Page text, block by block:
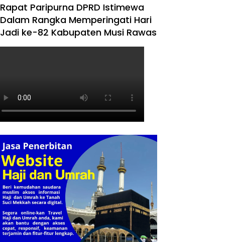
Rapat Paripurna DPRD Istimewa
Dalam Rangka Memperingati Hari
Jadi ke-82 Kabupaten Musi Rawas